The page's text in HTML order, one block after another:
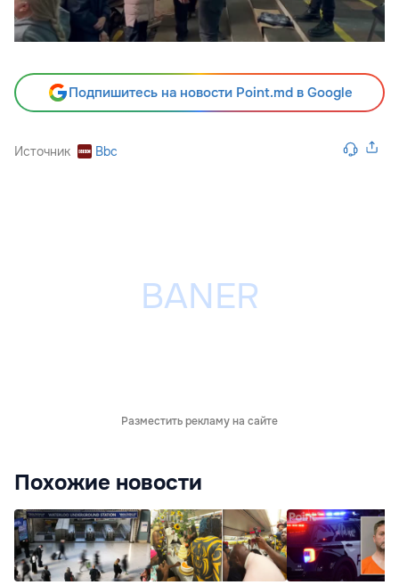
Подпишитесь на новости Point.md в Google
Источник Bbc
Разместить рекламу на сайте
Похожие новости